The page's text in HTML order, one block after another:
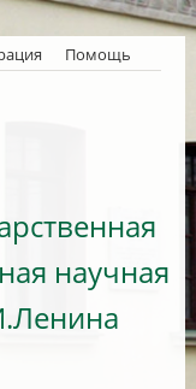
Помощь
научная